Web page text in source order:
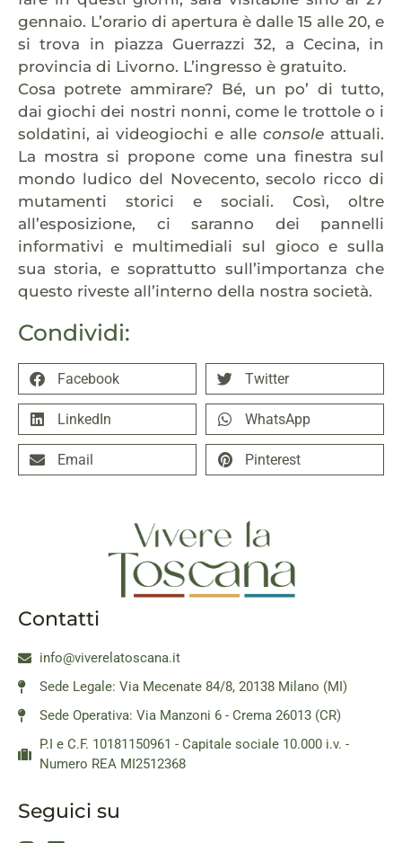
Condividi:
Facebook Twitter
LinkedIn WhatsApp
Email Pinterest
gennaio. L’orario di apertura è dalle 15 alle 20, e
si trova in piazza Guerrazzi 32, a Cecina, in
provincia di Livorno. L’ingresso è gratuito.
Cosa potrete ammirare? Bé, un po’ di tutto,
dai giochi dei nostri nonni, come le trottole o i
soldatini, ai videogiochi e alle console attuali.
La mostra si propone come una finestra sul
mondo ludico del Novecento, secolo ricco di
mutamenti storici e sociali. Così, oltre
all’esposizione, ci saranno dei pannelli
informativi e multimediali sul gioco e sulla
sua storia, e soprattutto sull’importanza che
questo riveste all’interno della nostra società.
Contatti
info@viverelatoscana.it
Sede Legale: Via Mecenate 84/8, 20138 Milano (MI)
Sede Operativa: Via Manzoni 6 - Crema 26013 (CR)
P.I e C.F. 10181150961 - Capitale sociale 10.000 i.v. -
Numero REA MI2512368
Seguici su